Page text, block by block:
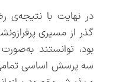
در نهایت با نتیجه‌ی
گذر از مسیری
بود، توانستند
سه پرسش اساسی